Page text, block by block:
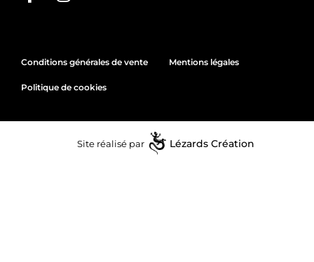
Conditions générales de vente Mentions légales
Politique de cookies
Site réalisé par Lézards Création